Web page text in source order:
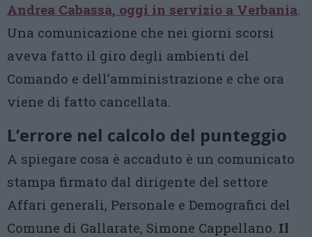
Andrea Cabassa, oggi in servizio a Verbania.
Una comunicazione che nei giorni scorsi
aveva fatto il giro degli ambienti del
Comando e dell’amministrazione e che ora
viene di fatto cancellata.
L’errore nel calcolo del punteggio
A spiegare cosa è accaduto è un comunicato
stampa firmato dal dirigente del settore
Affari generali, Personale e Demografici del
Comune di Gallarate, Simone Cappellano. Il